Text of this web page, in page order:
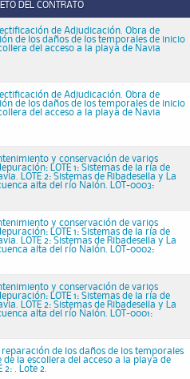
DEL CONTRATO
Rectificación de Adjudicación. Obra de
de los daños de los temporales de inicio
del acceso a la playa de Navia
Rectificación de Adjudicación. Obra de
de los daños de los temporales de inicio
del acceso a la playa de Navia
y conservación de varios
LOTE 1: Sistemas de la ría de
LOTE 2: Sistemas de Ribadesella y La
alta del río Nalón. LOT-0003:
y conservación de varios
LOTE 1: Sistemas de la ría de
LOTE 2: Sistemas de Ribadesella y La
alta del río Nalón. LOT-0002:
y conservación de varios
LOTE 1: Sistemas de la ría de
LOTE 2: Sistemas de Ribadesella y La
alta del río Nalón. LOT-0001:
de los daños de los temporales
la escollera del acceso a la playa de
. Lote 2.